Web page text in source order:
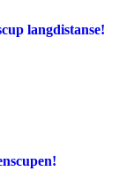
langdistanse!